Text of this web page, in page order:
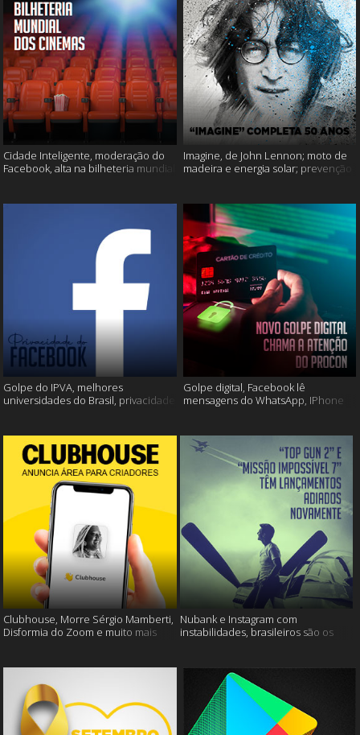
Cidade Inteligente, moderação do
Facebook, alta na bilheteria mundial
Imagine, de John Lennon; moto de
madeira e energia solar; prevenção
Golpe do IPVA, melhores
universidades do Brasil, privacidade
Golpe digital, Facebook lê
mensagens do WhatsApp, IPhone
Clubhouse, Morre Sérgio Mamberti,
Disformia do Zoom e muito mais
Nubank e Instagram com
instabilidades, brasileiros são os